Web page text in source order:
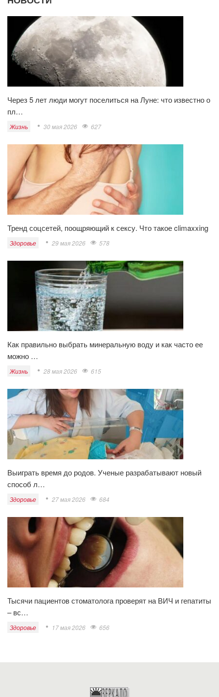
Через 5 лет люди могут поселиться на Луне: что известно о
пл…
Жизнь 30 мая 2026 627
Тренд соцсетей, поощряющий к сексу. Что такое climaxxing
Здоровье 29 мая 2026 578
Как правильно выбрать минеральную воду и как часто ее
можно …
Жизнь 28 мая 2026 615
Выиграть время до родов. Ученые разрабатывают новый
способ л…
Здоровье 27 мая 2026 684
Тысячи пациентов стоматолога проверят на ВИЧ и гепатиты
– вс…
Здоровье 17 мая 2026 656